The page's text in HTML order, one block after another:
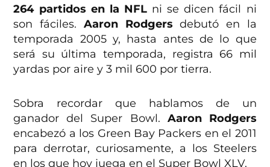
264 partidos en la NFL ni se dicen fácil ni
son fáciles. Aaron Rodgers debutó en la
temporada 2005 y, hasta antes de lo que
será su última temporada, registra 66 mil
yardas por aire y 3 mil 600 por tierra.
Sobra recordar que hablamos de un
ganador del Super Bowl. Aaron Rodgers
encabezó a los Green Bay Packers en el 2011
para derrotar, curiosamente, a los Steelers
en los que hoy juega en el Super Bowl XLV.